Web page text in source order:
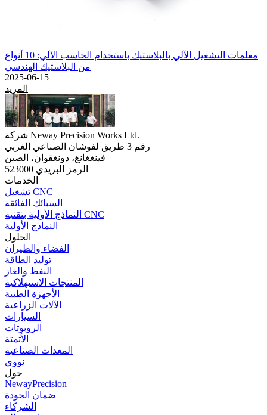
معلمات التشغيل الآلي بالبلاستيك باستخدام الحاسب الآلي: 10 أنواع
من البلاستيك الهندسي
2025-06-15
المزيد
شركة Neway Precision Works Ltd.
رقم 3 طريق لفوشان الصناعي الغربي
فينغغانغ، دونغقوان، الصين
الرمز البريدي 523000
الخدمات
تشغيل CNC
السبائك الفائقة
النماذج الأولية بتقنية CNC
النماذج الأولية
الحلول
الفضاء والطيران
توليد الطاقة
النفط والغاز
المنتجات الاستهلاكية
الأجهزة الطبية
الآلات الزراعية
السيارات
الروبوتات
الأتمتة
المعدات الصناعية
نووي
حول
NewayPrecision
ضمان الجودة
الشركاء